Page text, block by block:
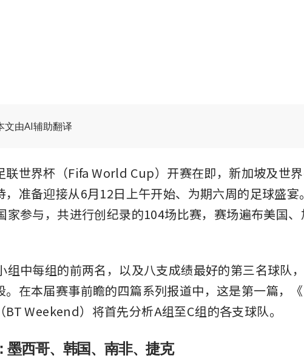
文由AI辅助翻译
联世界杯（Fifa World Cup）开赛在即，新加坡及世
，准备迎接从6月12日上午开始、为期六周的足球盛宴
家参与，共进行创纪录的104场比赛，赛场遍布美国
组中每组的前两名，以及八支成绩最好的第三名球队
。在本届赛事前瞻的四篇系列报道中，这是第一篇，
BT Weekend）将首先分析A组至C组的各支球队。
墨西哥、韩国、南非、捷克